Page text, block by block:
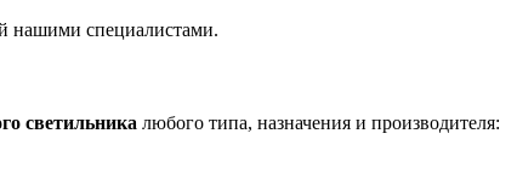
нашими специалистами.
светильника любого типа, назначения и производителя: